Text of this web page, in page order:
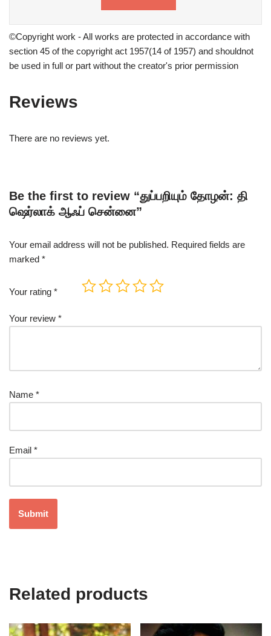
©Copyright work - All works are protected in accordance with
section 45 of the copyright act 1957(14 of 1957) and shouldnot
be used in full or part without the creator's prior permission
Reviews
There are no reviews yet.
Be the first to review “துப்பறியும் தோழன்: தி
ஷெர்லாக் ஆஃப் சென்னை”
Your email address will not be published. Required fields are
marked *
Your rating *
Your review *
Name *
Email *
Related products